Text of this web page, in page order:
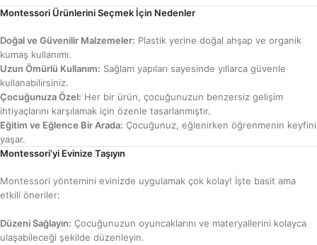
Montessori Ürünlerini Seçmek İçin Nedenler
Doğal ve Güvenilir Malzemeler: Plastik yerine doğal ahşap ve organik
kumaş kullanımı.
Uzun Ömürlü Kullanım: Sağlam yapıları sayesinde yıllarca güvenle
kullanabilirsiniz.
Çocuğunuza Özel: Her bir ürün, çocuğunuzun benzersiz gelişim
ihtiyaçlarını karşılamak için özenle tasarlanmıştır.
Eğitim ve Eğlence Bir Arada: Çocuğunuz, eğlenirken öğrenmenin keyfini
yaşar.
Montessori’yi Evinize Taşıyın
Montessori yöntemini evinizde uygulamak çok kolay! İşte basit ama
etkili öneriler:
Düzeni Sağlayın: Çocuğunuzun oyuncaklarını ve materyallerini kolayca
ulaşabileceği şekilde düzenleyin.